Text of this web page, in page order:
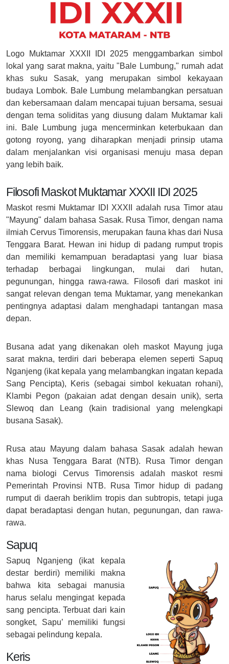
Logo Muktamar XXXII IDI 2025 menggambarkan simbol
lokal yang sarat makna, yaitu "Bale Lumbung," rumah adat
khas suku Sasak, yang merupakan simbol kekayaan
budaya Lombok. Bale Lumbung melambangkan persatuan
dan kebersamaan dalam mencapai tujuan bersama, sesuai
dengan tema soliditas yang diusung dalam Muktamar kali
ini. Bale Lumbung juga mencerminkan keterbukaan dan
gotong royong, yang diharapkan menjadi prinsip utama
dalam menjalankan visi organisasi menuju masa depan
yang lebih baik.
Filosofi Maskot Muktamar XXXII IDI 2025
Maskot resmi Muktamar IDI XXXII adalah rusa Timor atau
"Mayung" dalam bahasa Sasak. Rusa Timor, dengan nama
ilmiah Cervus Timorensis, merupakan fauna khas dari Nusa
Tenggara Barat. Hewan ini hidup di padang rumput tropis
dan memiliki kemampuan beradaptasi yang luar biasa
terhadap berbagai lingkungan, mulai dari hutan,
pegunungan, hingga rawa-rawa. Filosofi dari maskot ini
sangat relevan dengan tema Muktamar, yang menekankan
pentingnya adaptasi dalam menghadapi tantangan masa
depan.
Busana adat yang dikenakan oleh maskot Mayung juga
sarat makna, terdiri dari beberapa elemen seperti Sapuq
Nganjeng (ikat kepala yang melambangkan ingatan kepada
Sang Pencipta), Keris (sebagai simbol kekuatan rohani),
Klambi Pegon (pakaian adat dengan desain unik), serta
Slewoq dan Leang (kain tradisional yang melengkapi
busana Sasak).
Rusa atau Mayung dalam bahasa Sasak adalah hewan
khas Nusa Tenggara Barat (NTB). Rusa Timor dengan
nama biologi Cervus Timorensis adalah maskot resmi
Pemerintah Provinsi NTB. Rusa Timor hidup di padang
rumput di daerah beriklim tropis dan subtropis, tetapi juga
dapat beradaptasi dengan hutan, pegunungan, dan rawa-
rawa.
Sapuq
Sapuq Nganjeng (ikat kepala
destar berdiri) memiliki makna
bahwa kita sebagai manusia
harus selalu mengingat kepada
sang pencipta. Terbuat dari kain
songket, Sapu’ memiliki fungsi
sebagai pelindung kepala.
Keris